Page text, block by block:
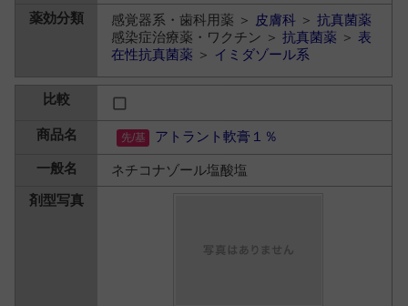
感覚器系・歯科用薬 ＞ 皮膚科 ＞抗真菌薬
感染症治療薬・ワクチン ＞抗真菌薬 ＞表
在性抗真菌薬 ＞ イミダゾール系
アトラント軟膏１％
ネチコナゾール塩酸塩